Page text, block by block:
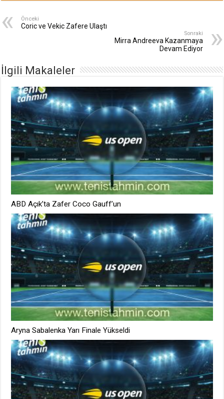
Önceki
Coric ve Vekic Zafere Ulaştı
Sonraki
Mirra Andreeva Kazanmaya
Devam Ediyor
İlgili Makaleler
ABD Açık’ta Zafer Coco Gauff’un
Aryna Sabalenka Yarı Finale Yükseldi